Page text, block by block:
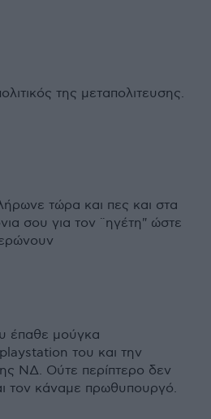
της μεταπολιτευσης.
τώρα και πες και στα
σου για τον ¨ηγέτη" ώστε
έπαθε μούγκα
του και την
ΝΔ. Ούτε περίπτερο δεν
τον κάναμε πρωθυπουργό.